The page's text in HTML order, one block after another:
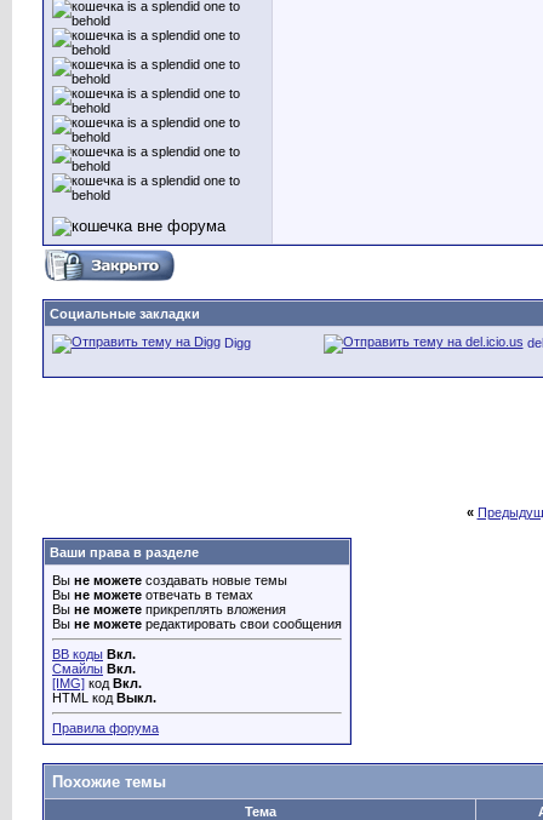
Социальные закладки
Digg
«
Ваши права в разделе
Вы не можете создавать новые темы
Вы не можете отвечать в темах
Вы не можете прикреплять вложения
Вы не можете редактировать свои сообщения
BB коды Вкл.
Смайлы Вкл.
[IMG] код Вкл.
HTML код Выкл.
Правила форума
Похожие темы
Тема